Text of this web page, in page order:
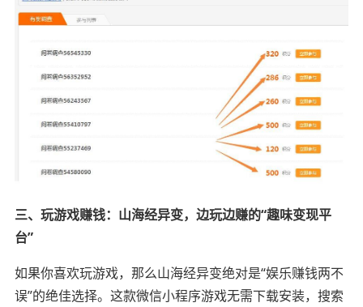
三、玩游戏赚钱：山海经异变，边玩边赚的“趣味变现平
台”
如果你喜欢玩游戏，那么山海经异变绝对是“娱乐赚钱两不
误”的绝佳选择。这款微信小程序游戏无需下载安装，搜索